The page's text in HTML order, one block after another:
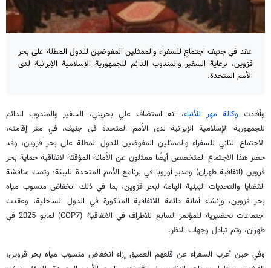
عقد في جنيف اجتماع للسفراء والممثلين المفوضين للدول المطلة على بحر
قزوين، برعاية السفير والمندوب الدائم للجمهورية الإسلامية الإيرانية لدى
الأمم المتحدة.
وأفادت وكالة مهر للأنباء، انه استضاف علي بحريني، السفير والمندوب الدائم
للجمهورية الإسلامية الإيرانية لدى الأمم المتحدة في جنيف، في مقر إقامته،
الاجتماع الثاني للسفراء والممثلين المفوضين للدول المطلة على بحر قزوين، وقد
حضر هذا الاجتماع المتخصص أيضًا ممثلون عن الأمانة المؤقتة لاتفاقية حماية بحر
قزوين (اتفاقية طهران) ومدير أوروبا في برنامج الأمم المتحدة للبيئة؛ وتمت مناقشة
القضايا والتحديات البيئية الهامة لبحر قزوين، بما في ذلك انخفاض منسوب مياه
بحر قزوين، وإنشاء أمانة دائمة للاتفاقية المذكورة في الدول الساحلية، وعقدت
اجتماعات تحضيرية للمؤتمر السابع للأطراف في الاتفاقية (COP7) لمايو 2025 في
طهران، وتم تبادل وجهات النظر.
وفي حين أعرب السفراء عن قلقهم العميق إزاء انخفاض منسوب مياه بحر قزوين،